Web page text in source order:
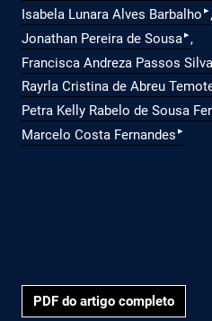
Isabela Lunara Alves Barbalho ▸
Jonathan Pereira de Sousa▸
Francisca Andreza Passos Silva
Rayrla Cristina de Abreu
Petra Kelly Rabelo de Sousa
Marcelo Costa Fernandes ▸
PDF do artigo completo